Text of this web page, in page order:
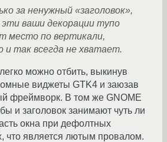
за ненужный «заголовок»,
ваши декорации тупо
место по вертикали,
и так всегда не хватает.
можно отбить, выкинув
виджеты GTK4 и заюзав
фреймворк. В том же GNOME
и заголовок занимают чуть ли
окна при дефолтных
что является лютым провалом.